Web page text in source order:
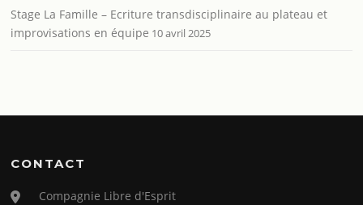
Stage La Famille – Ecriture transdisciplinaire au plateau et
improvisations en équipe 10 avril 2025
CONTACT
Compagnie Libre d'Esprit